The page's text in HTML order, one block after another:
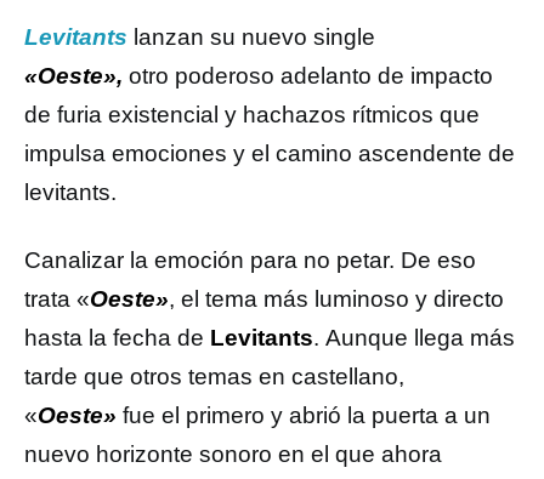
Levitants lanzan su nuevo single
«Oeste», otro poderoso adelanto de impacto
de furia existencial y hachazos rítmicos que
impulsa emociones y el camino ascendente de
levitants.
Canalizar la emoción para no petar. De eso
trata «Oeste», el tema más luminoso y directo
hasta la fecha de Levitants. Aunque llega más
tarde que otros temas en castellano,
«Oeste» fue el primero y abrió la puerta a un
nuevo horizonte sonoro en el que ahora